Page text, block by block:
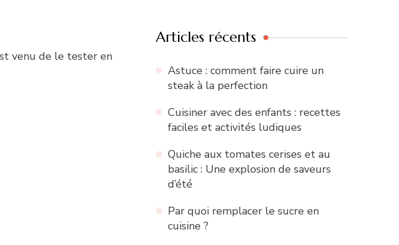
venu de le tester en
Articles récents
Astuce : comment faire cuire un
steak à la perfection
Cuisiner avec des enfants : recettes
faciles et activités ludiques
Quiche aux tomates cerises et au
basilic : Une explosion de saveurs
d’été
Par quoi remplacer le sucre en
cuisine ?